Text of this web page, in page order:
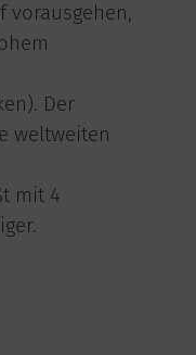
vorausgehen,
Der
weltweiten
mit 4